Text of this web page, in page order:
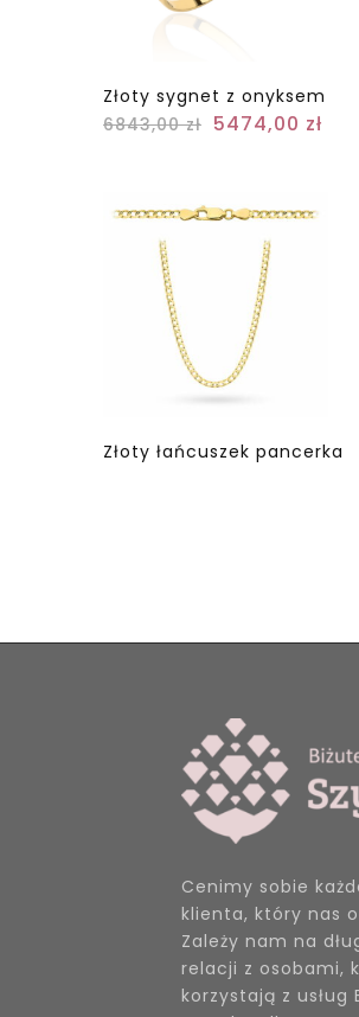
Złoty sygnet z onyksem
6843,00zł 5474,00 zł
Złoty łańcuszek pancerka
Cenimy sobie
klienta, który nas
Zależy nam na
relacji z osobami,
korzystają z usług